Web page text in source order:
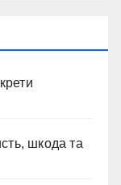
шкода та